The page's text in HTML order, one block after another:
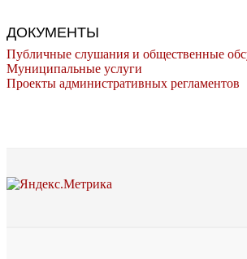
ДОКУМЕНТЫ
Публичные слушания и общественные
Муниципальные услуги
Проекты административных регламентов